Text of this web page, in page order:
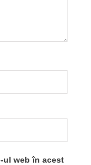
ul web în acest